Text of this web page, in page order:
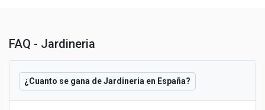
FAQ - Jardineria
¿Cuanto se gana de Jardineria en España?